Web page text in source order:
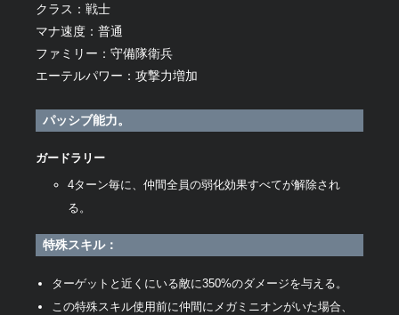
クラス：戦士
マナ速度：普通
ファミリー：守備隊衛兵
エーテルパワー：攻撃力増加
パッシブ能力。
ガードラリー
4ターン毎に、仲間全員の弱化効果すべてが解除され
る。
特殊スキル：
ターゲットと近くにいる敵に350%のダメージを与える。
この特殊スキル使用前に仲間にメガミニオンがいた場合、